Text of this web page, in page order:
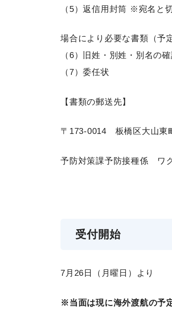
（5）返信用封筒 ※宛名と
場合により必要な書類（予
（6）旧姓・別姓・別名の
（7）委任状
【書類の郵送先】
〒173-0014 板橋区大山東
予防対策課予防接種係 ワ
受付開始
7月26日（月曜日）より
※当面は現に海外渡航の予